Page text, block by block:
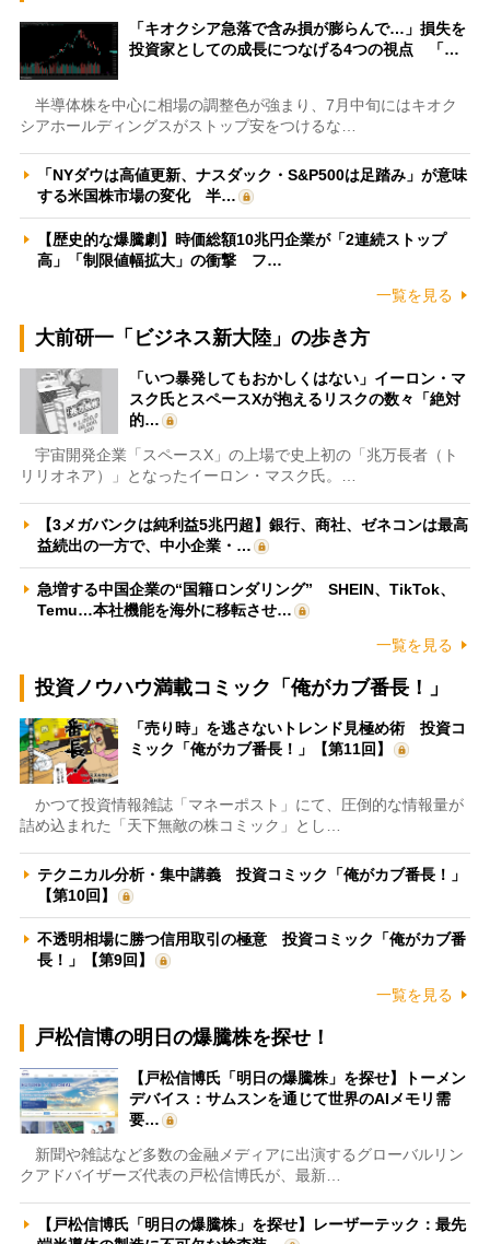
「キオクシア急落で含み損が膨らんで…」損失を
投資家としての成長につなげる4つの視点 「…
半導体株を中心に相場の調整色が強まり、7月中旬にはキオク
シアホールディングスがストップ安をつけるな…
「NYダウは高値更新、ナスダック・S&P500は足踏み」が意味
する米国株市場の変化 半…
【歴史的な爆騰劇】時価総額10兆円企業が「2連続ストップ
高」「制限値幅拡大」の衝撃 フ…
一覧を見る
大前研一「ビジネス新大陸」の歩き方
「いつ暴発してもおかしくはない」イーロン・マ
スク氏とスペースXが抱えるリスクの数々「絶対
的…
宇宙開発企業「スペースX」の上場で史上初の「兆万長者（ト
リリオネア）」となったイーロン・マスク氏。…
【3メガバンクは純利益5兆円超】銀行、商社、ゼネコンは最高
益続出の一方で、中小企業・…
急増する中国企業の“国籍ロンダリング” SHEIN、TikTok、
Temu…本社機能を海外に移転させ…
一覧を見る
投資ノウハウ満載コミック「俺がカブ番長！」
「売り時」を逃さないトレンド見極め術 投資コ
ミック「俺がカブ番長！」【第11回】
かつて投資情報雑誌「マネーポスト」にて、圧倒的な情報量が
詰め込まれた「天下無敵の株コミック」とし…
テクニカル分析・集中講義 投資コミック「俺がカブ番長！」
【第10回】
不透明相場に勝つ信用取引の極意 投資コミック「俺がカブ番
長！」【第9回】
一覧を見る
戸松信博の明日の爆騰株を探せ！
【戸松信博氏「明日の爆騰株」を探せ】トーメン
デバイス：サムスンを通じて世界のAIメモリ需
要…
新聞や雑誌など多数の金融メディアに出演するグローバルリン
クアドバイザーズ代表の戸松信博氏が、最新…
【戸松信博氏「明日の爆騰株」を探せ】レーザーテック：最先